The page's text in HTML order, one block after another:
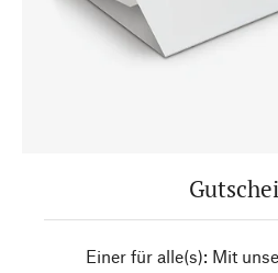
Einer für alle(s): Mit